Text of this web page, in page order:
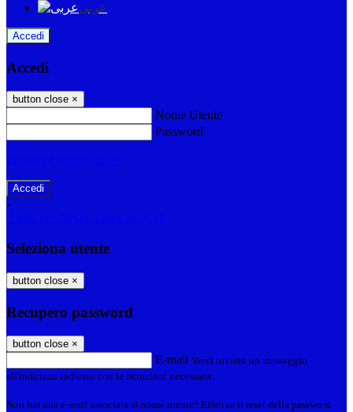
عربى
Accedi
Accedi
button close ×
Nome Utente
Password
Password dimenticata?
-
Entra con SPID
Entra con CIE
Seleziona utente
button close ×
Recupero password
button close ×
E-mail Verrà inviato un messaggio
all'indirizzo indicato con le istruzioni necessarie.
Non hai una e-mail associata al nome utente? Effettua il reset della password